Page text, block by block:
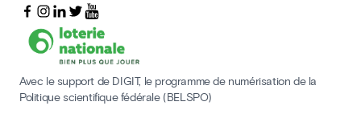
Avec le support de DIGIT, le programme de numérisation de la
Politique scientifique fédérale (BELSPO)